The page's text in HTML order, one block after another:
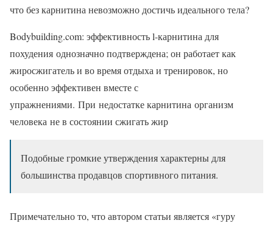
что без карнитина невозможно достичь идеального тела?
Bodybuilding.com: эффективность l-карнитина для
похудения однозначно подтверждена; он работает как
жиросжигатель и во время отдыха и тренировок, но
особенно эффективен вместе с
упражнениями. При недостатке карнитина организм
человека не в состоянии сжигать жир
Подобные громкие утверждения характерны для
большинства продавцов спортивного питания.
Примечательно то, что автором статьи является «гуру